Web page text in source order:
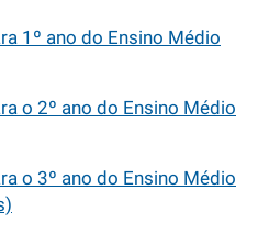
1º ano do Ensino Médio
o 2º ano do Ensino Médio
o 3º ano do Ensino Médio